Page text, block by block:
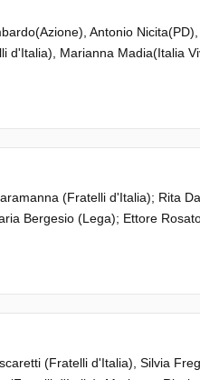
Antonio
d'Italia), Marianna Madia(Italia
(Fratelli d'Italia); Rita
Bergesio (Lega); Ettore
(Fratelli d'Italia), Silvia